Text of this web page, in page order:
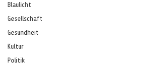
Blaulicht
Gesellschaft
Gesundheit
Kultur
Politik